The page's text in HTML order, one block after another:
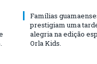
Famílias
prestigiam uma
alegria na edição
Orla Kids.